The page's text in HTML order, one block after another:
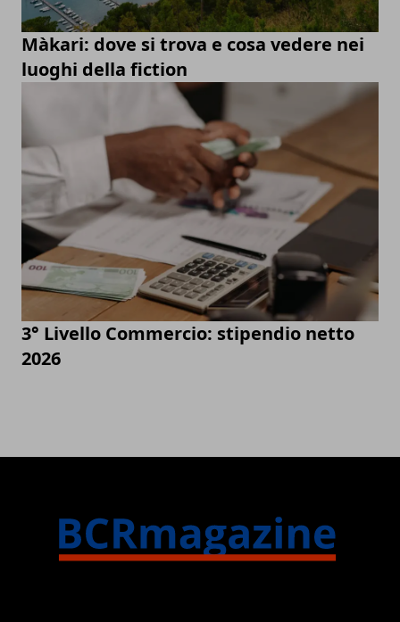
Màkari: dove si trova e cosa vedere nei
luoghi della fiction
3° Livello Commercio: stipendio netto
2026